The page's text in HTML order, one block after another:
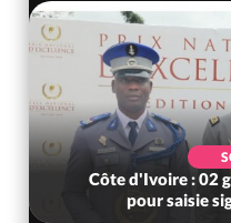
SOCIÉTÉ
: 02 gendarmes honorés, l'un
significative d'arme...